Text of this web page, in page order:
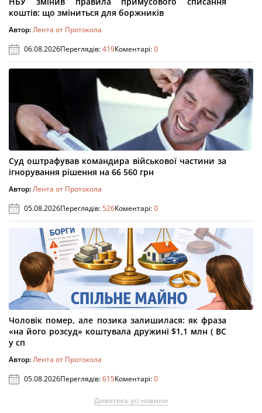
коштів: що зміниться для боржників
Автор:Лента от Протокола
06.08.2026Переглядів:419Коментарі:0
Суд оштрафував командира військової частини за
ігнорування рішення на 66 560 грн
Автор:Лента от Протокола
05.08.2026Переглядів:526Коментарі:0
Чоловік помер, але позика залишилася: як фраза
«на його розсуд» коштувала дружині $1,1 млн ( ВС
у сп
Автор:Лента от Протокола
05.08.2026Переглядів:615Коментарі:0
Дивитись усі новини